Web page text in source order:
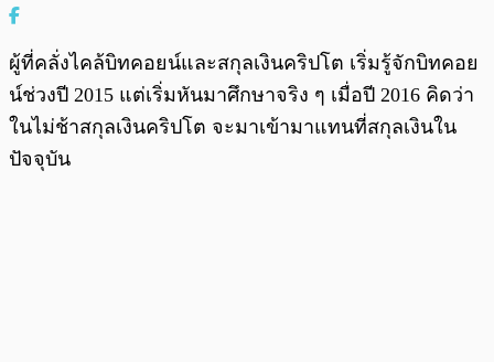
ผู้ที่คลั่งไคล้บิทคอยน์และสกุลเงินคริปโต เริ่มรู้จักบิทคอย
น์ช่วงปี 2015 แต่เริ่มหันมาศึกษาจริง ๆ เมื่อปี 2016 คิดว่า
ในไม่ช้าสกุลเงินคริปโต จะมาเข้ามาแทนที่สกุลเงินใน
ปัจจุบัน